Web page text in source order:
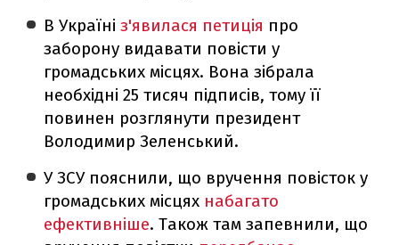
В Україніз'явилася петиція про
заборону видавати повісти у
громадських місцях. Вона зібрала
необхідні 25 тисяч підписів, тому її
повинен розглянути президент
Володимир Зеленський.
У ЗСУ пояснили, що вручення повісток у
громадських місцях набагато
ефективніше. Також там запевнили, що